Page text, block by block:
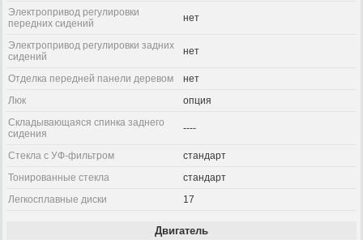
Электропривод регулировки
передних сидений
нет
Электропривод регулировки задних
сидений
нет
Отделка передней панели деревом
нет
Люк
опция
Складывающаяся спинка заднего
сидения
----
Стекла с УФ-фильтром
стандарт
Тонированные стекла
стандарт
Легкосплавные диски
17
Двигатель